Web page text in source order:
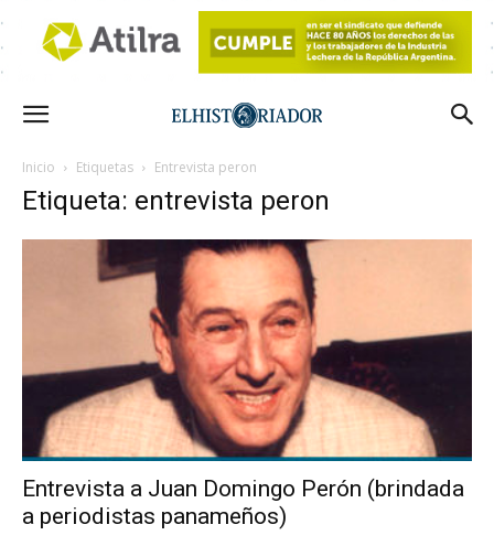
Inicio Etiquetas Entrevista peron
Etiqueta: entrevista peron
Entrevista a Juan Domingo Perón (brindada
a periodistas panameños)